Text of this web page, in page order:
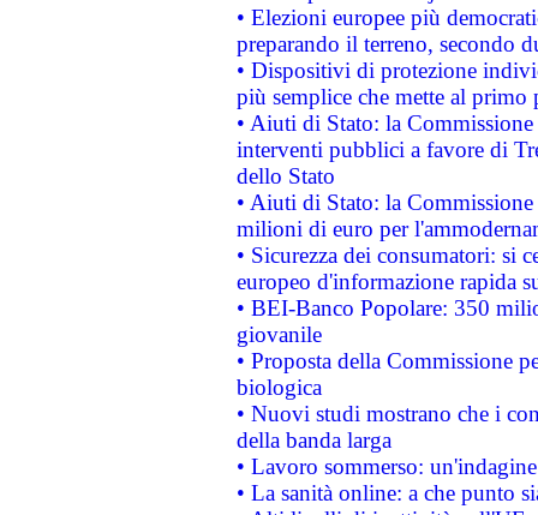
• Elezioni europee più
preparando il terreno, secondo
• Dispositivi di protezione
più semplice che mette al primo
• Aiuti di Stato: la
interventi pubblici a favore di
dello Stato
• Aiuti di Stato: la
milioni di euro per
• Sicurezza dei consumatori: si
europeo d'informazione rapida
• BEI-Banco Popolare: 350
giovanile
• Proposta della Commissione
biologica
• Nuovi studi mostrano che i
della banda larga
• Lavoro sommerso:
• La sanità online: a che punto